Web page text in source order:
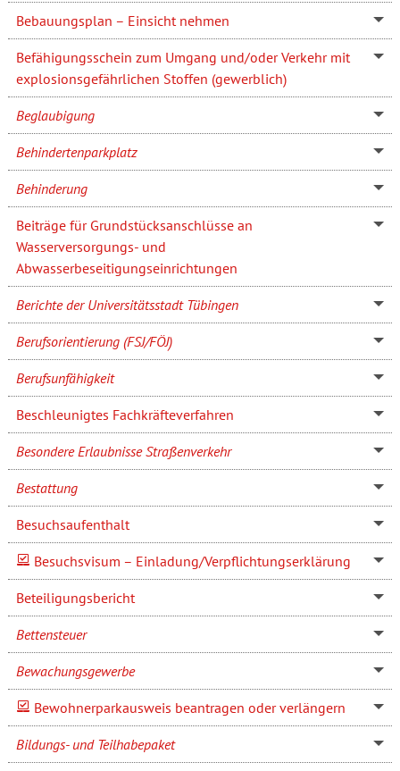
Bebauungsplan – Einsicht nehmen
Befähigungsschein zum Umgang und/oder Verkehr mit
explosionsgefährlichen Stoffen (gewerblich)
Beglaubigung
Behindertenparkplatz
Behinderung
Beiträge für Grundstücksanschlüsse an
Wasserversorgungs- und
Abwasserbeseitigungseinrichtungen
Berichte der Universitätsstadt Tübingen
Berufsorientierung (FSJ/FÖJ)
Berufsunfähigkeit
Beschleunigtes Fachkräfteverfahren
Besondere Erlaubnisse Straßenverkehr
Bestattung
Besuchsaufenthalt
Besuchsvisum – Einladung/Verpflichtungserklärung
Beteiligungsbericht
Bettensteuer
Bewachungsgewerbe
Bewohnerparkausweis beantragen oder verlängern
Bildungs- und Teilhabepaket